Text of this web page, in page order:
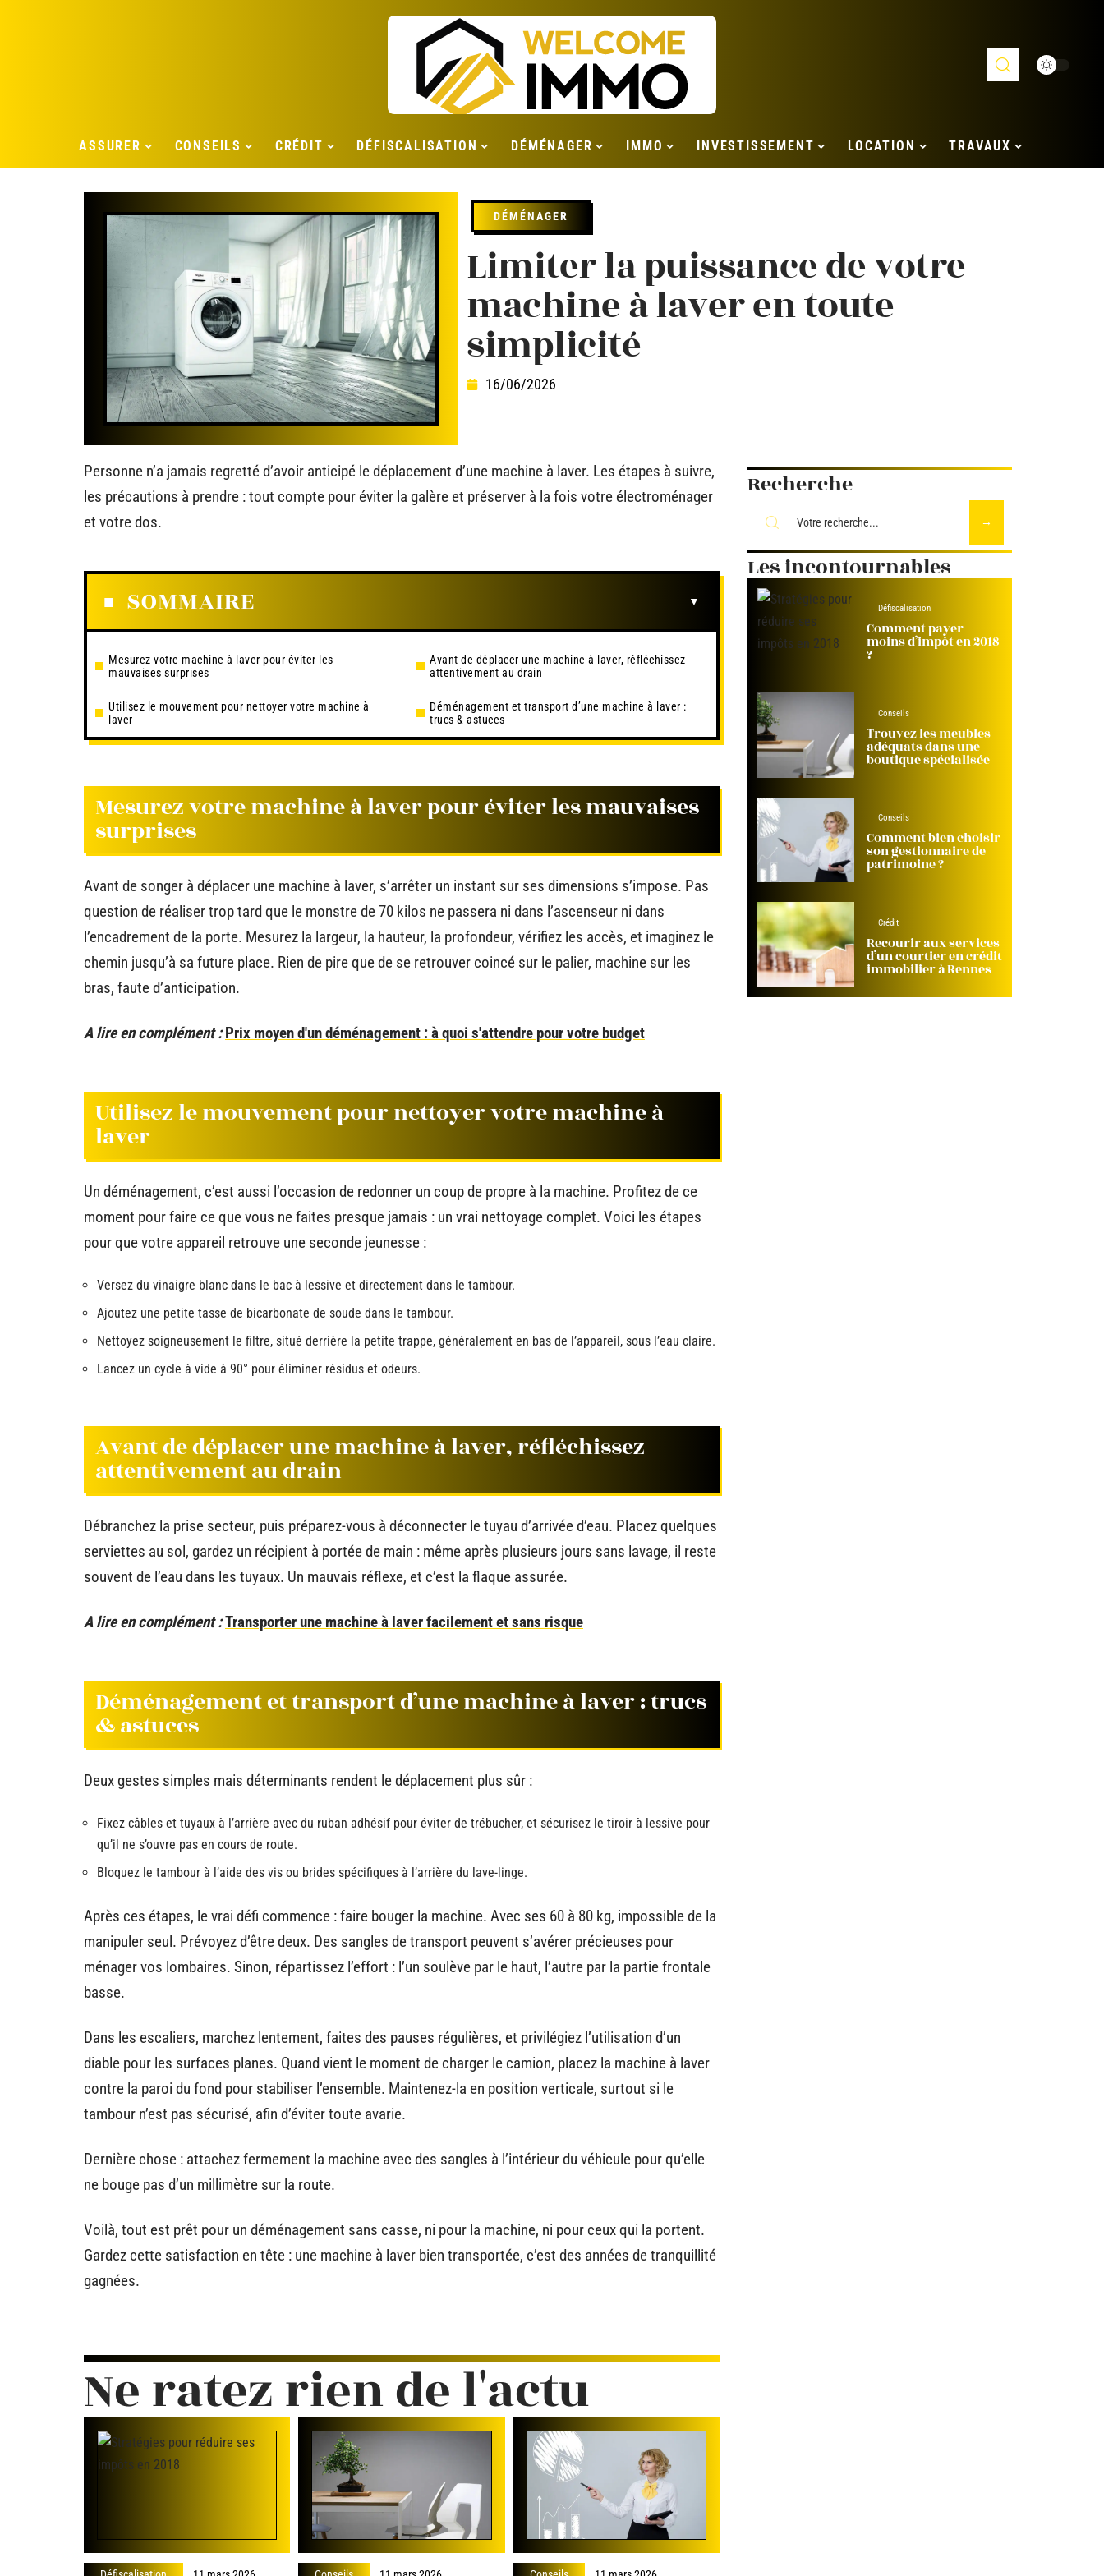
ASSURER CONSEILS CRÉDIT DÉFISCALISATION DÉMÉNAGER IMMO INVESTISSEMENT LOCATION TRAVAUX
DÉMÉNAGER
Limiter la puissance de votre
machine à laver en toute
simplicité
16/06/2026
Personne n’a jamais regretté d’avoir anticipé le déplacement d’une machine à laver. Les étapes à suivre,
les précautions à prendre : tout compte pour éviter la galère et préserver à la fois votre électroménager
et votre dos.
SOMMAIRE
Mesurez votre machine à laver pour éviter les
mauvaises surprises
Utilisez le mouvement pour nettoyer votre machine à
laver
Avant de déplacer une machine à laver, réfléchissez
attentivement au drain
Déménagement et transport d’une machine à laver :
trucs & astuces
Mesurez votre machine à laver pour éviter les mauvaises
surprises
Avant de songer à déplacer une machine à laver, s’arrêter un instant sur ses dimensions s’impose. Pas
question de réaliser trop tard que le monstre de 70 kilos ne passera ni dans l’ascenseur ni dans
l’encadrement de la porte. Mesurez la largeur, la hauteur, la profondeur, vérifiez les accès, et imaginez le
chemin jusqu’à sa future place. Rien de pire que de se retrouver coincé sur le palier, machine sur les
bras, faute d’anticipation.
A lire en complément : Prix moyen d'un déménagement : à quoi s'attendre pour votre budget
Utilisez le mouvement pour nettoyer votre machine à
laver
Un déménagement, c’est aussi l’occasion de redonner un coup de propre à la machine. Profitez de ce
moment pour faire ce que vous ne faites presque jamais : un vrai nettoyage complet. Voici les étapes
pour que votre appareil retrouve une seconde jeunesse :
Versez du vinaigre blanc dans le bac à lessive et directement dans le tambour.
Ajoutez une petite tasse de bicarbonate de soude dans le tambour.
Nettoyez soigneusement le filtre, situé derrière la petite trappe, généralement en bas de l’appareil, sous l’eau claire.
Lancez un cycle à vide à 90° pour éliminer résidus et odeurs.
Avant de déplacer une machine à laver, réfléchissez
attentivement au drain
Débranchez la prise secteur, puis préparez-vous à déconnecter le tuyau d’arrivée d’eau. Placez quelques
serviettes au sol, gardez un récipient à portée de main : même après plusieurs jours sans lavage, il reste
souvent de l’eau dans les tuyaux. Un mauvais réflexe, et c’est la flaque assurée.
A lire en complément :Transporter une machine à laver facilement et sans risque
Déménagement et transport d’une machine à laver : trucs
& astuces
Deux gestes simples mais déterminants rendent le déplacement plus sûr :
Fixez câbles et tuyaux à l’arrière avec du ruban adhésif pour éviter de trébucher, et sécurisez le tiroir à lessive pour
qu’il ne s’ouvre pas en cours de route.
Bloquez le tambour à l’aide des vis ou brides spécifiques à l’arrière du lave-linge.
Après ces étapes, le vrai défi commence : faire bouger la machine. Avec ses 60 à 80 kg, impossible de la
manipuler seul. Prévoyez d’être deux. Des sangles de transport peuvent s’avérer précieuses pour
ménager vos lombaires. Sinon, répartissez l’effort : l’un soulève par le haut, l’autre par la partie frontale
basse.
Dans les escaliers, marchez lentement, faites des pauses régulières, et privilégiez l’utilisation d’un
diable pour les surfaces planes. Quand vient le moment de charger le camion, placez la machine à laver
contre la paroi du fond pour stabiliser l’ensemble. Maintenez-la en position verticale, surtout si le
tambour n’est pas sécurisé, afin d’éviter toute avarie.
Dernière chose : attachez fermement la machine avec des sangles à l’intérieur du véhicule pour qu’elle
ne bouge pas d’un millimètre sur la route.
Voilà, tout est prêt pour un déménagement sans casse, ni pour la machine, ni pour ceux qui la portent.
Gardez cette satisfaction en tête : une machine à laver bien transportée, c’est des années de tranquillité
gagnées.
Ne ratez rien de l'actu
Recherche
Les incontournables
Défiscalisation
Comment payer
moins d’impôt en 2018
?
Conseils
Trouvez les meubles
adéquats dans une
boutique spécialisée
Conseils
Comment bien choisir
son gestionnaire de
patrimoine ?
Crédit
Recourir aux services
d’un courtier en crédit
immobilier à Rennes